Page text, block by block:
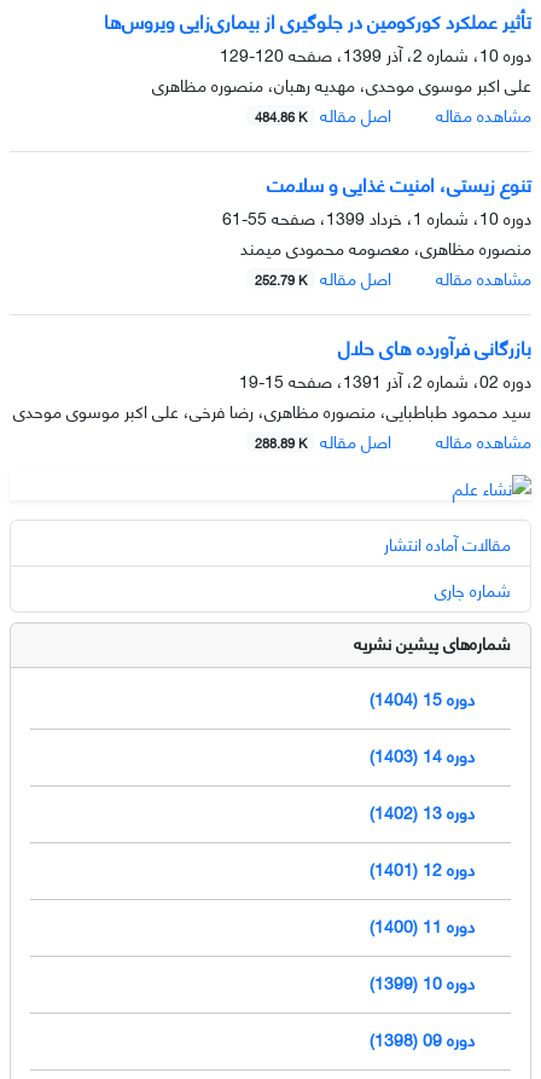
تأثیر عملکرد کورکومین در جلوگیری از بیماری‌زایی ویروس‌ها
دوره 10، شماره 2، آذر 1399، صفحه
120-129
علی اکبر موسوی موحدی، مهدیه رهبان، منصوره مظاهری
مشاهده مقاله
اصل مقاله 484.86 K
تنوع زیستی، امنیت غذایی و سلامت
دوره 10، شماره 1، خرداد 1399، صفحه
55-61
منصوره مظاهری، معصومه محمودی میمند
مشاهده مقاله
اصل مقاله 252.79 K
بازرگانی فرآورده های حلال
دوره 02، شماره 2، آذر 1391، صفحه
15-19
سید محمود طباطبایی، منصوره مظاهری، رضا فرخی، علی اکبر موسوی موحدی
مشاهده مقاله
اصل مقاله 288.89 K
مقالات آماده انتشار
شماره جاری
شماره‌های پیشین نشریه
دوره 15 (1404)
دوره 14 (1403)
دوره 13 (1402)
دوره 12 (1401)
دوره 11 (1400)
دوره 10 (1399)
دوره 09 (1398)